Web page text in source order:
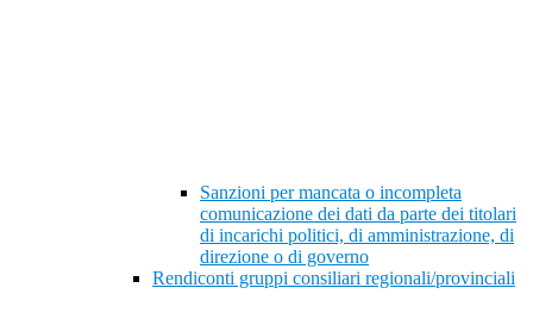
Sanzioni per mancata o incompleta
comunicazione dei dati da parte dei titolari
di incarichi politici, di amministrazione, di
direzione o di governo
Rendiconti gruppi consiliari regionali/provinciali